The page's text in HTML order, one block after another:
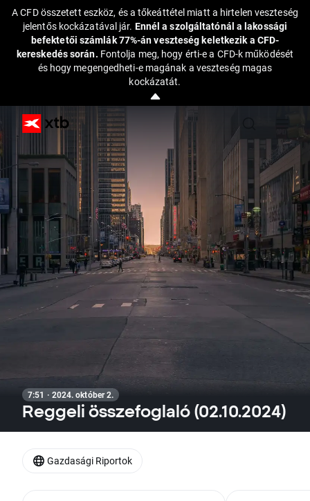
A CFD összetett eszköz, és a tőkeáttétel miatt a hirtelen veszteség
jelentős kockázatával jár. Ennél a szolgáltatónál a lakossági
befektetői számlák 77%-án veszteség keletkezik a CFD-
kereskedés során. Fontolja meg, hogy érti-e a CFD-k működését
és hogy megengedheti-e magának a veszteség magas
kockázatát.
7:51 · 2024. október 2.
Reggeli összefoglaló (02.10.2024)
Gazdasági Riportok